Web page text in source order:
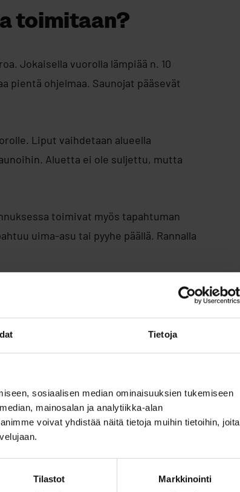
Tietoja
sosiaalisen median ominaisuuksien tukemiseen
mainosalan ja analytiikka-alan
voivat yhdistää näitä tietoja muihin tietoihin, joita
Tilastot Markkinointi
toimitaan?
Jokaisella vuorolla lämpiää n. 10
pientä ohjelmaa. Saunojat pääsevät
Liput vaihdetaan alueella
Aluetta ei ole suljettu, mutta
toimivat myös tapahtuman
uima-asu tai pyyhe päällä. Rannalla
lauteilla ja
installaatio. Pelliccioni
vihdontaa.
sekä muuta ohjelmaa.
Alaston Totuus -